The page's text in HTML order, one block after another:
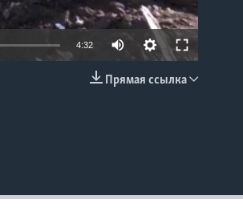
4:32
Прямая ссылка